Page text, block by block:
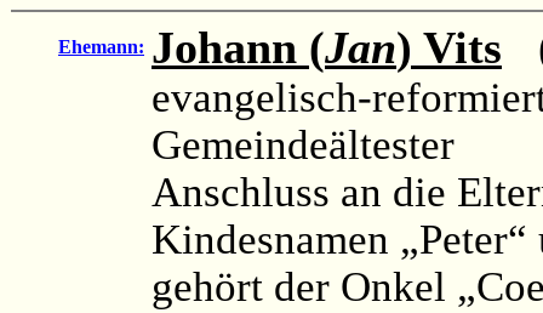
Ehemann: Johann (Jan) Vits
evangelisch-
Gemeindeältester
Anschluss an die
Kindesnamen
gehört der Onkel